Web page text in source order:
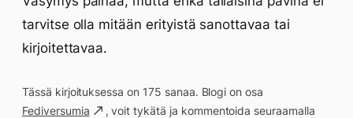
tarvitse olla mitään erityistä sanottavaa tai
kirjoitettavaa.
Tässä kirjoituksessa on 175 sanaa. Blogi on osa
Fediversumia
, voit tykätä ja kommentoida seuraamalla